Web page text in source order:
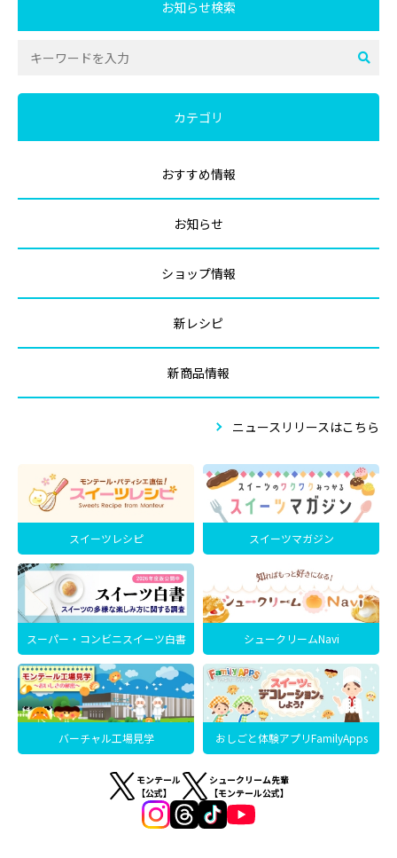
お知らせ検索
カテゴリ
おすすめ情報
お知らせ
ショップ情報
新レシピ
新商品情報
ニュースリリースはこちら
スイーツレシピ スイーツマガジン
スーパー・コンビニスイーツ白書 シュークリームNavi
バーチャル工場見学 おしごと体験アプリFamilyApps
モンテール
【公式】
シュークリーム先輩
【モンテール公式】